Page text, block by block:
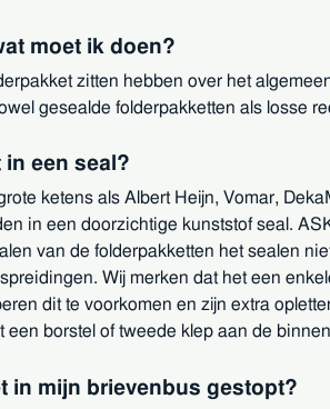
moet ik doen?
zitten hebben over het
gesealde folderpakketten als losse
in een seal?
ketens als Albert Heijn, Vomar,
in een doorzichtige kunststof seal.
van de folderpakketten het sealen
Wij merken dat het een
dit te voorkomen en zijn extra
borstel of tweede klep aan de
in mijn brievenbus gestopt?